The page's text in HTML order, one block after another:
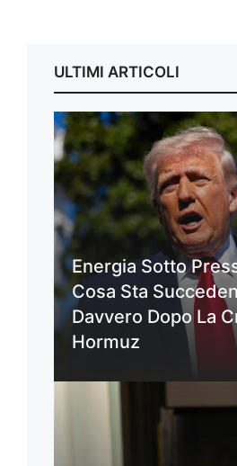
ULTIMI ARTICOLI
Energia Sotto
Cosa Sta
Davvero Dopo La
Hormuz